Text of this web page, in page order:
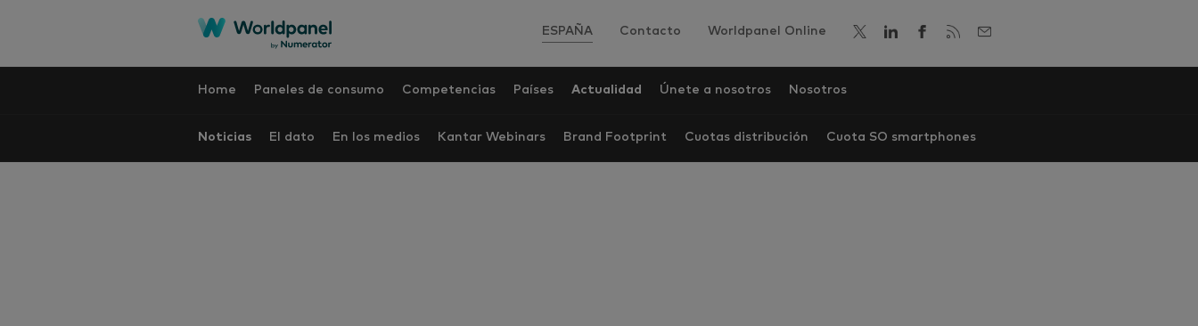
ESPAÑA Contacto Worldpanel Online
Home Paneles de consumo Competencias Países Actualidad Únete a nosotros Nosotros
Noticias El dato En los medios Kantar Webinars Brand Footprint Cuotas distribución Cuota SO smartphones